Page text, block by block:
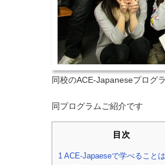
同校のACE-Japaneseプログ
同プログラムご紹介です
目次
1 ACE-Japaeseで学べること